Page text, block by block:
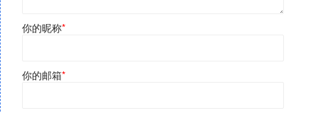
你的昵称*
你的邮箱*